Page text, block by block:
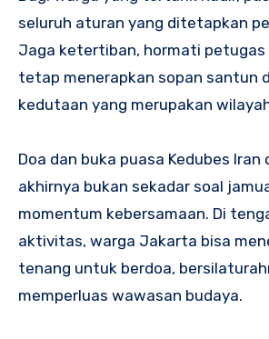
seluruh aturan yang ditetapkan
Jaga ketertiban, hormati petugas
tetap menerapkan sopan santun
kedutaan yang merupakan
Doa dan buka puasa Kedubes
akhirnya bukan sekadar soal
momentum kebersamaan. Di
aktivitas, warga Jakarta bisa
tenang untuk berdoa,
memperluas wawasan budaya.